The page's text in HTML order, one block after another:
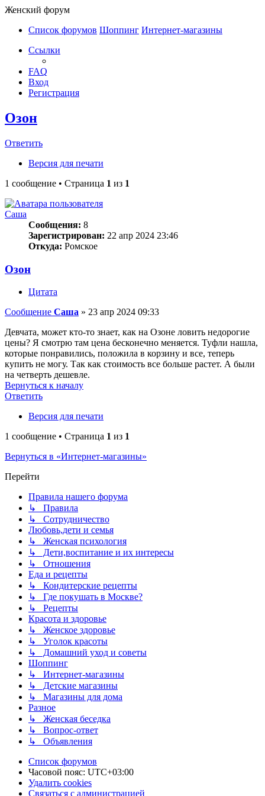
Женский форум
Список форумов Шоппинг Интернет-магазины
Ссылки
FAQ
Вход
Регистрация
Озон
Ответить
Версия для печати
1 сообщение • Страница 1 из 1
Саша
Сообщения: 8
Зарегистрирован: 22 апр 2024 23:46
Откуда: Ромское
Озон
Цитата
Сообщение Саша » 23 апр 2024 09:33
Девчата, может кто-то знает, как на Озоне ловить недорогие
цены? Я смотрю там цена бесконечно меняется. Туфли нашла,
которые понравились, положила в корзину и все, теперь
купить не могу. Так как стоимость все больше растет. А были
на четверть дешевле.
Вернуться к началу
Ответить
Версия для печати
1 сообщение • Страница 1 из 1
Вернуться в «Интернет-магазины»
Перейти
Правила нашего форума
↳ Правила
↳ Сотрудничество
Любовь,дети и семья
↳ Женская психология
↳ Дети,воспитание и их интересы
↳ Отношения
Еда и рецепты
↳ Кондитерские рецепты
↳ Где покушать в Москве?
↳ Рецепты
Красота и здоровье
↳ Женское здоровье
↳ Уголок красоты
↳ Домашний уход и советы
Шоппинг
↳ Интернет-магазины
↳ Детские магазины
↳ Магазины для дома
Разное
↳ Женская беседка
↳ Вопрос-ответ
↳ Объявления
Список форумов
Часовой пояс: UTC+03:00
Удалить cookies
Связаться с администрацией